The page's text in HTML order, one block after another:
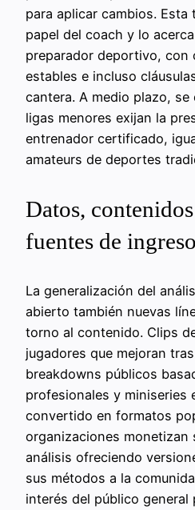
para aplicar cambios. Esta
papel del coach y lo
preparador deportivo, con
estables e incluso
cantera. A medio plazo, se
ligas menores exijan la
entrenador certificado,
amateurs de deportes
Datos,
fuentes de
La generalización del
abierto también nuevas
torno al contenido. Clips
jugadores que mejoran
breakdowns públicos
profesionales y miniseries
convertido en formatos
organizaciones monetizan
análisis ofreciendo
sus métodos a la
interés del público general